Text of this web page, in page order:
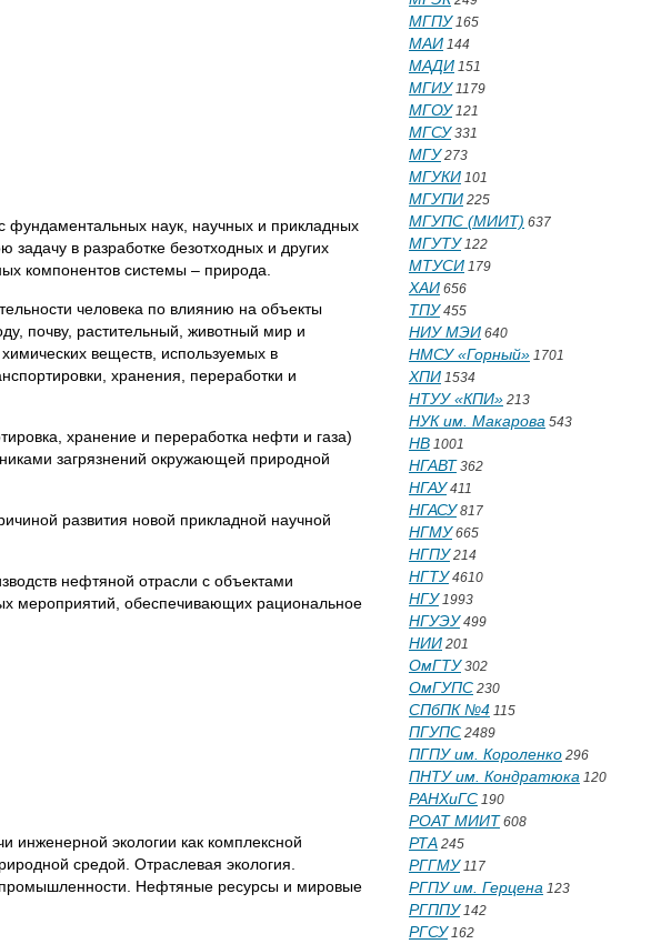
наук, научных и прикладных
задачу в разработке безотходных и других
компонентов системы – природа.
человека по влиянию на объекты
почву, растительный, животный мир и
веществ, используемых в
хранения, переработки и
хранение и переработка нефти и газа)
загрязнений окружающей природной
развития новой прикладной научной
нефтяной отрасли с объектами
мероприятий, обеспечивающих рациональное
экологии как комплексной
средой. Отраслевая экология.
Нефтяные ресурсы и мировые
МГПУ165
МАИ 144
МАДИ 151
МГИУ1179
МГОУ121
МГСУ331
МГУ273
МГУКИ 101
МГУПИ 225
МГУПС (МИИТ) 637
МГУТУ122
МТУСИ 179
ХАИ 656
ТПУ455
НИУ МЭИ 640
НМСУ «Горный» 1701
ХПИ 1534
НТУУ «КПИ» 213
НУК им. Макарова 543
НВ 1001
НГАВТ 362
НГАУ411
НГАСУ817
НГМУ665
НГПУ214
НГТУ4610
НГУ1993
НГУЭУ499
НИИ 201
ОмГТУ302
ОмГУПС 230
СПбПК №4 115
ПГУПС 2489
ПГПУ им. Короленко 296
ПНТУ им. Кондратюка 120
РАНХиГС 190
РОАТ МИИТ 608
РТА 245
РГГМУ117
РГПУ им. Герцена 123
РГППУ142
РГСУ162